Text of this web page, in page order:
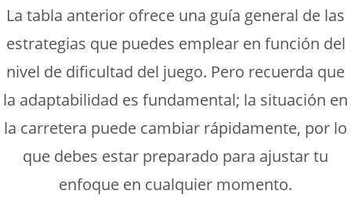
La tabla anterior ofrece una guía general de las
estrategias que puedes emplear en función del
nivel de dificultad del juego. Pero recuerda que
la adaptabilidad es fundamental; la situación en
la carretera puede cambiar rápidamente, por lo
que debes estar preparado para ajustar tu
enfoque en cualquier momento.